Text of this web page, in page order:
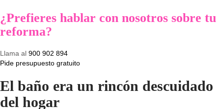
¿Prefieres hablar con nosotros sobre tu
reforma?
Llama al 900 902 894
Pide presupuesto gratuito
El baño era un rincón descuidado
del hogar